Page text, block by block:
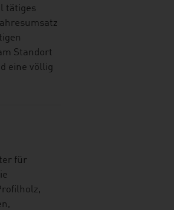
tätiges
Standort
eine völlig
für